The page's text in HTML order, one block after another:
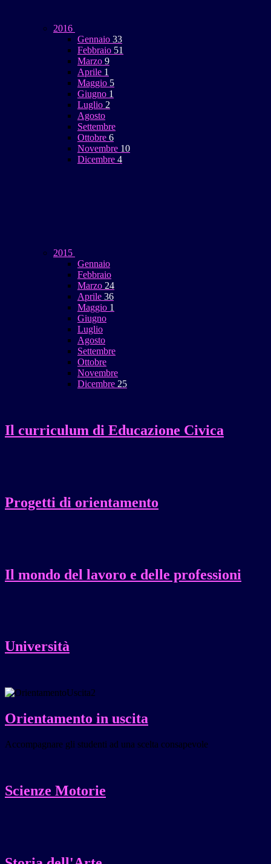
2016
Gennaio 33
Febbraio 51
Marzo 9
Aprile 1
Maggio 5
Giugno 1
Luglio 2
Agosto
Settembre
Ottobre 6
Novembre 10
Dicembre 4
2015
Gennaio
Febbraio
Marzo 24
Aprile 36
Maggio 1
Giugno
Luglio
Agosto
Settembre
Ottobre
Novembre
Dicembre 25
Il curriculum di Educazione Civica
Progetti di orientamento
Il mondo del lavoro e delle professioni
Università
Orientamento in uscita
Accompagnare gli studenti ad una scelta consapevole
Scienze Motorie